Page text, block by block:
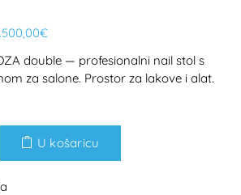
double — profesionalni nail stol s
za salone. Prostor za lakove i alat.
U košaricu